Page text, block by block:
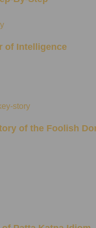
of Intelligence
of the Foolish